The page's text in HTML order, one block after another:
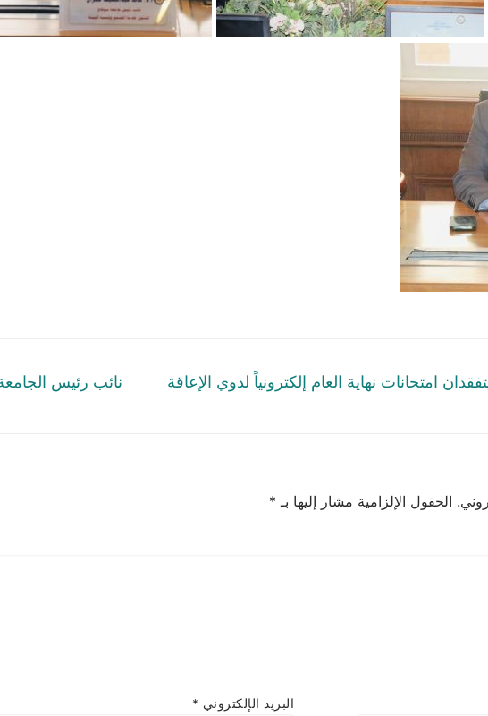
Previous
نائب رئيس
امتحانات نهاية العام إلكترونياً لذوي الإعاقة
الحقول الإلزامية مشار إليها بـ *
البريد الإلكتروني *